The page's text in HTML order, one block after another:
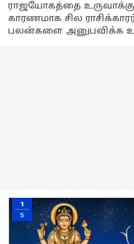
ராஜயோகத்தை
காரணமாக சில
பலன்களை அனுபவிக்க
1
5